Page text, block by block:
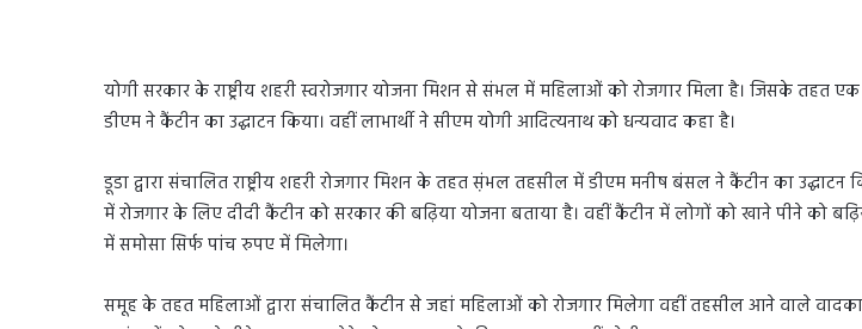
योगी सरकार के राष्ट्रीय शहरी स्वरोजगार योजना मिशन से संभल में महिलाओं को रोजगार मिला है। जिसके तहत
डीएम ने कैंटीन का उद्घाटन किया। वहीं लाभार्थी ने सीएम योगी आदित्यनाथ को धन्यवाद कहा है।
डूडा द्वारा संचालित राष्ट्रीय शहरी रोजगार मिशन के तहत स़ंभल तहसील में डीएम मनीष बंसल ने कैंटीन का उद्घाटन
में रोजगार के लिए दीदी कैंटीन को सरकार की बढ़िया योजना बताया है। वहीं कैंटीन में लोगों को खाने पीने को
में समोसा सिर्फ पांच रुपए में मिलेगा।
समूह के तहत महिलाओं द्वारा संचालित कैंटीन से जहां महिलाओं को रोजगार मिलेगा वहीं तहसील आने वाले